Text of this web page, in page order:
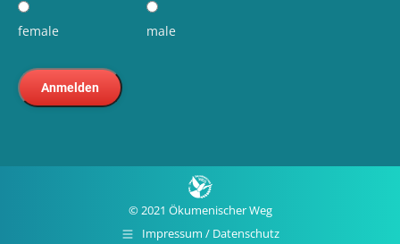
female male
© 2021 Ökumenischer Weg
Impressum / Datenschutz